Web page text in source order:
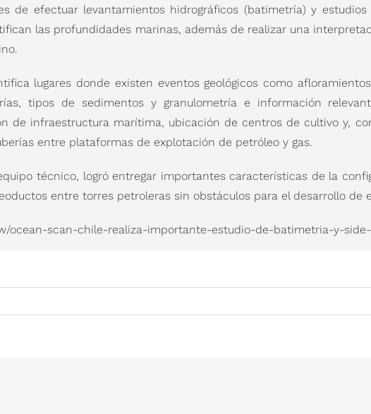
de efectuar levantamientos hidrográficos (batimetría) y
las profundidades marinas, además de realizar una
lugares donde existen eventos geológicos como
tipos de sedimentos y granulometría e información
de infraestructura marítima, ubicación de centros de cultivo y,
entre plataformas de explotación de petróleo y gas.
técnico, logró entregar importantes características de la
entre torres petroleras sin obstáculos para el desarrollo de
ocean-scan-chile-realiza-importante-estudio-de-batimetria-y-